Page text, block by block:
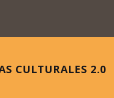
CULTURALES 2.0